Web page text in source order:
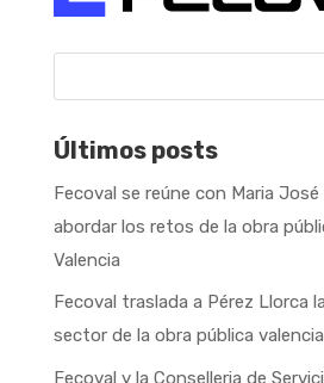
Últimos posts
Fecoval se reúne con Maria José
abordar los retos de la obra
Valencia
Fecoval traslada a Pérez Llorca
sector de la obra pública
Fecoval y la Conselleria de